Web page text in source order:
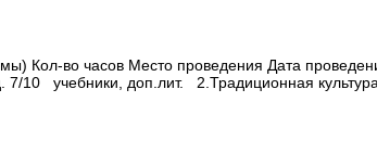
Кол-во часов Место проведения Дата
10 учебники, доп.лит. 2.Традиционная